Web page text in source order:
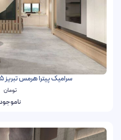
سرامیک پیترا هرمس تبریز 95 در 95 پرسلان مات
تومان
ناموجود